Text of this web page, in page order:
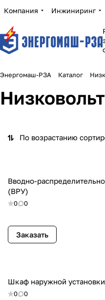
Компания Инжиниринг
Энергомаш-РЗА Каталог
По возрастанию
Вводно-
(ВРУ)
0 0
Заказать
Шкаф наружной
0 0